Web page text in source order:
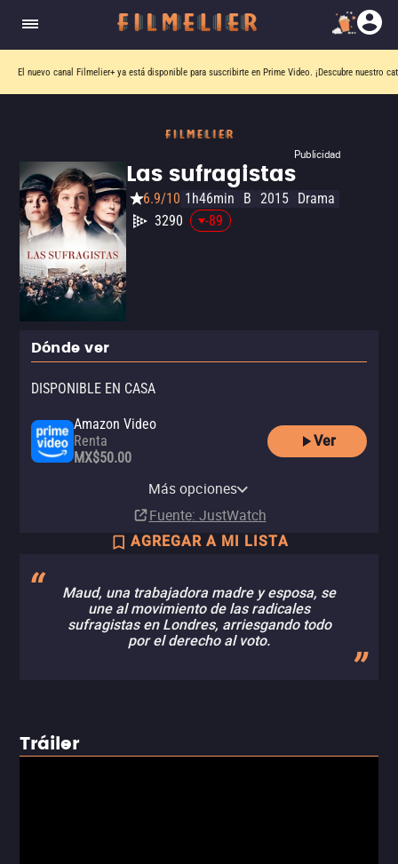
El nuevo canal Filmelier+ ya está disponible para suscribirte en Prime Video. ¡Descubre nuestro
Publicidad
Las sufragistas
6.9/10 1h46min B 2015 Drama
3290
-89
Dónde ver
DISPONIBLE EN CASA
Amazon Video
Renta
MX$50.00
Ver
Apple TV Store
Claro video
Más opciones
Fuente: JustWatch
AGREGAR A MI LISTA
Maud, una trabajadora madre y esposa, se
une al movimiento de las radicales
sufragistas en Londres, arriesgando todo
por el derecho al voto.
Tráiler